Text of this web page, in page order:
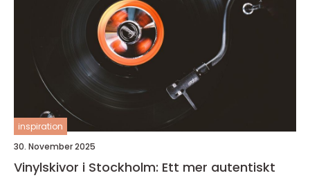
inspiration
30. November 2025
Vinylskivor i Stockholm: Ett mer autentiskt